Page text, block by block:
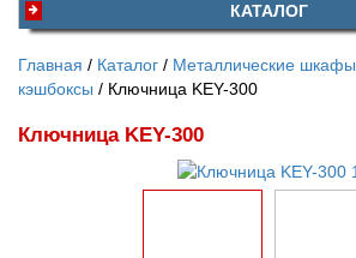
КАТАЛОГ
Главная Каталог Металлические шкафы
кэшбоксы
Ключница KEY-300
Ключница KEY-300